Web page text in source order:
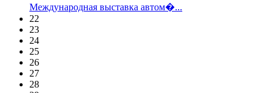
Международная выставка автом�...
22
23
24
25
26
27
28